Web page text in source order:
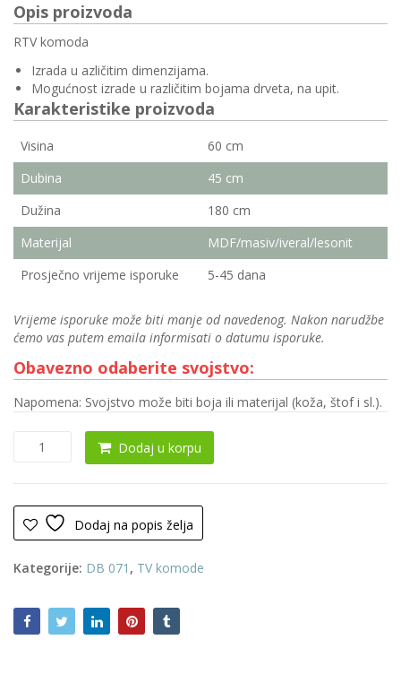
Opis proizvoda
RTV komoda
Izrada u azličitim dimenzijama.
Mogućnost izrade u različitim bojama drveta, na upit.
Karakteristike proizvoda
Visina
60 cm
Dubina
45 cm
Dužina
180 cm
Materijal
MDF/masiv/iveral/lesonit
Prosječno vrijeme isporuke
5-45 dana
Vrijeme isporuke može biti manje od navedenog. Nakon narudžbe
ćemo vas putem emaila informisati o datumu isporuke.
Obavezno odaberite svojstvo:
Napomena: Svojstvo može biti boja ili materijal (koža, štof i sl.).
komoda
Dodaj u korpu
Dodaj na popis želja
Kategorije: DB 071 , TV komode